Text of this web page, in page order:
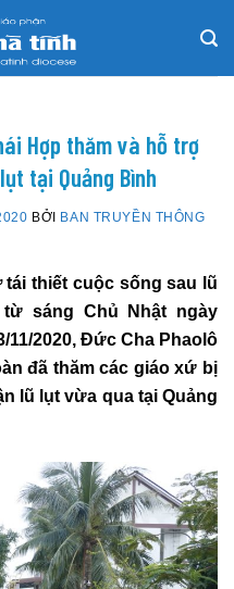
Hợp thăm và hỗ trợ
tại Quảng Bình
BỞI BAN TRUYỀN THÔNG
thiết cuộc sống sau lũ
sáng Chủ Nhật ngày
11/2020, Đức Cha Phaolô
đã thăm các giáo xứ bị
lũ lụt vừa qua tại Quảng